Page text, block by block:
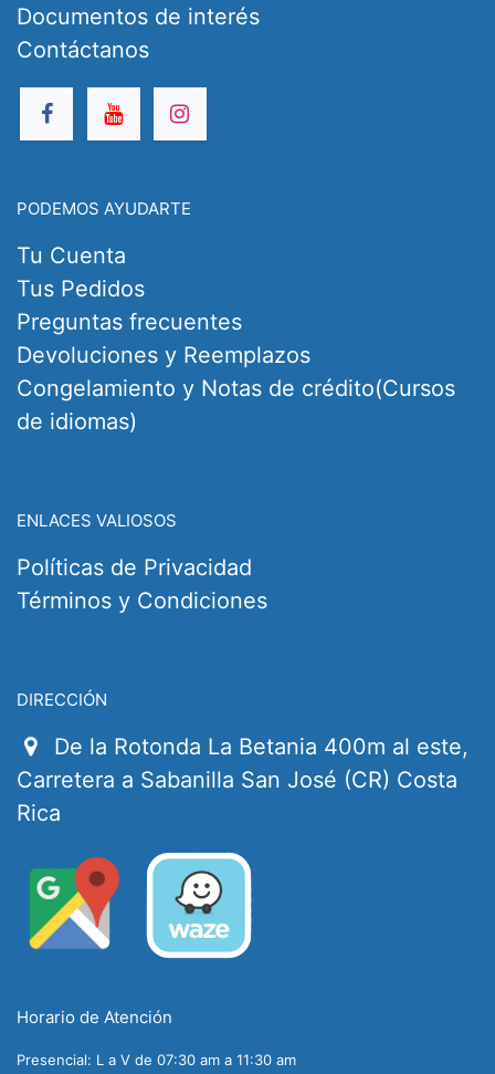
Documentos de interés
Contáctanos
PODEMOS AYUDARTE
Tu Cuenta
Tus Pedidos
Preguntas frecuentes
Devoluciones y Reemplazos
Congelamiento y Notas de crédito(Cursos
de idiomas)
ENLACES VALIOSOS
Políticas de Privacidad
Términos y Condiciones
DIRECCIÓN
De la Rotonda La Betania 400m al este,
Carretera a Sabanilla San José (CR) Costa
Rica
Horario de Atención
Presencial: L a V de 07:30 am a 11:30 am